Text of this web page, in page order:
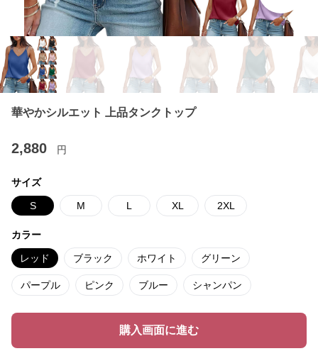
華やかシルエット 上品タンクトップ
2,880 円
サイズ
S M L XL 2XL
カラー
レッド ブラック ホワイト グリーン
パープル ピンク ブルー シャンパン
購入画面に進む